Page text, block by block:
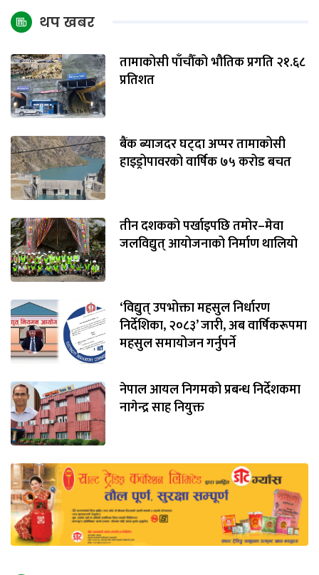
थप खबर
तामाकोसी पाँचौँको भौतिक प्रगति २१.६८
प्रतिशत
बैंक ब्याजदर घट्दा अप्पर तामाकोसी
हाइड्रोपावरको वार्षिक ७५ करोड बचत
तीन दशकको पर्खाइपछि तमोर–मेवा
जलविद्युत् आयोजनाको निर्माण थालियो
‘विद्युत् उपभोक्ता महसुल निर्धारण
निर्देशिका, २०८३’ जारी, अब वार्षिकरूपमा
महसुल समायोजन गर्नुपर्ने
नेपाल आयल निगमको प्रबन्ध निर्देशकमा
नागेन्द्र साह नियुक्त